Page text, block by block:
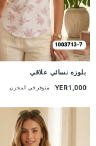
بلوزه نسائي علاقي
YER1,000 متوفر في المخزن